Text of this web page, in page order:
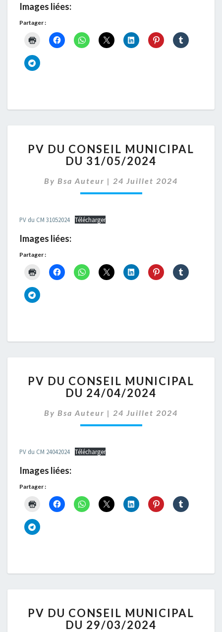
Images liées:
Partager :
CONSEIL
DU
31/05/2024
PV DU CONSEIL MUNICIPAL
DU 31/05/2024
By Bsa Auteur | 24 Juillet 2024
PV du CM 31052024 Télécharger
Images liées:
Partager :
CONSEIL
DU
24/04/2024
PV DU CONSEIL MUNICIPAL
DU 24/04/2024
By Bsa Auteur | 24 Juillet 2024
PV du CM 24042024 Télécharger
Images liées:
Partager :
CONSEIL
PV DU CONSEIL MUNICIPAL
DU 29/03/2024